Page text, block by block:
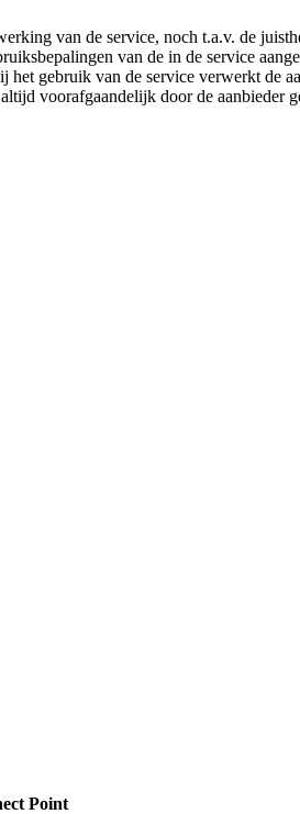
van de service, noch t.a.v. de
van de in de service
gebruik van de service verwerkt de
voorafgaandelijk door de aanbieder
Point